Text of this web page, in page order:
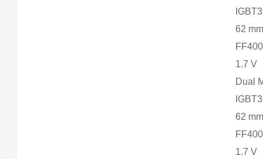
62
1.7 V
Dual
62
1.7 V